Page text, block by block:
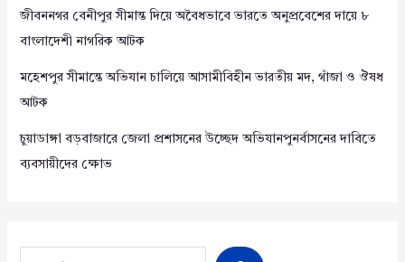
জীবননগর বেনীপুর সীমান্ত দিয়ে অবৈধভাবে ভারতে অনুপ্রবেশের দায়ে ৮
বাংলাদেশী নাগরিক আটক
মহেশপুর সীমান্তে অভিযান চালিয়ে আসামীবিহীন ভারতীয় মদ, গাঁজা ও ঔষধ
আটক
চুয়াডাঙ্গা বড়বাজারে জেলা প্রশাসনের উচ্ছেদ অভিযানপুনর্বাসনের দাবিতে
ব্যবসায়ীদের ক্ষোভ